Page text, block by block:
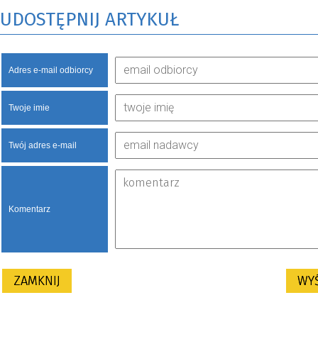
UDOSTĘPNIJ ARTYKUŁ
Adres e-mail odbiorcy
Twoje imie
Twój adres e-mail
Komentarz